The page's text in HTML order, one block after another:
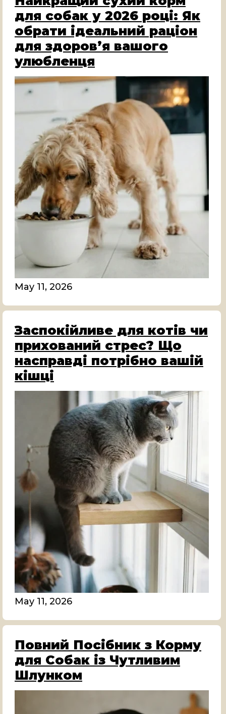
для собак у 2026 році: Як
обрати ідеальний раціон
для здоров’я вашого
улюбленця
May 11, 2026
Заспокійливе для котів чи
прихований стрес? Що
насправді потрібно вашій
кішці
May 11, 2026
Повний Посібник з Корму
для Собак із Чутливим
Шлунком